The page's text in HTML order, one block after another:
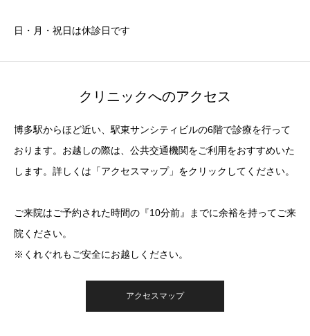
日・月・祝日は休診日です
クリニックへのアクセス
博多駅からほど近い、駅東サンシティビルの6階で診療を行って
おります。お越しの際は、公共交通機関をご利用をおすすめいた
します。詳しくは「アクセスマップ」をクリックしてください。
ご来院はご予約された時間の『10分前』までに余裕を持ってご来
院ください。
※くれぐれもご安全にお越しください。
アクセスマップ